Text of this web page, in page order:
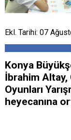
Ekl. Tarihi: 07
Konya
İbrahim Altay,
Oyunları
heyecanına